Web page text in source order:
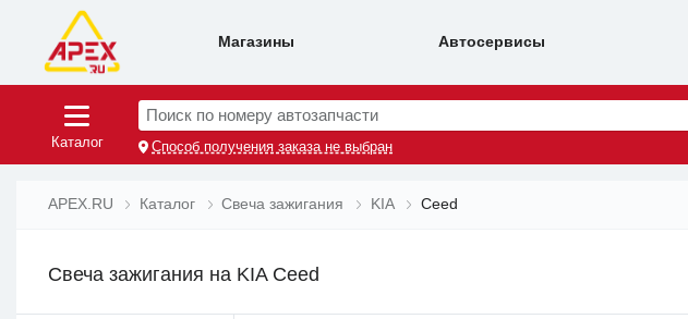
Магазины Автосервисы
Каталог
Поиск по номеру автозапчасти
Способ получения заказа не выбран
APEX.RU Каталог Свеча зажигания KIA Ceed
Свеча зажигания на KIA Ceed